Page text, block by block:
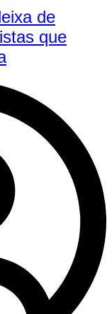
de
que